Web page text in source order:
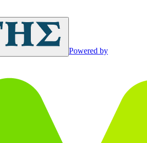
Powered by